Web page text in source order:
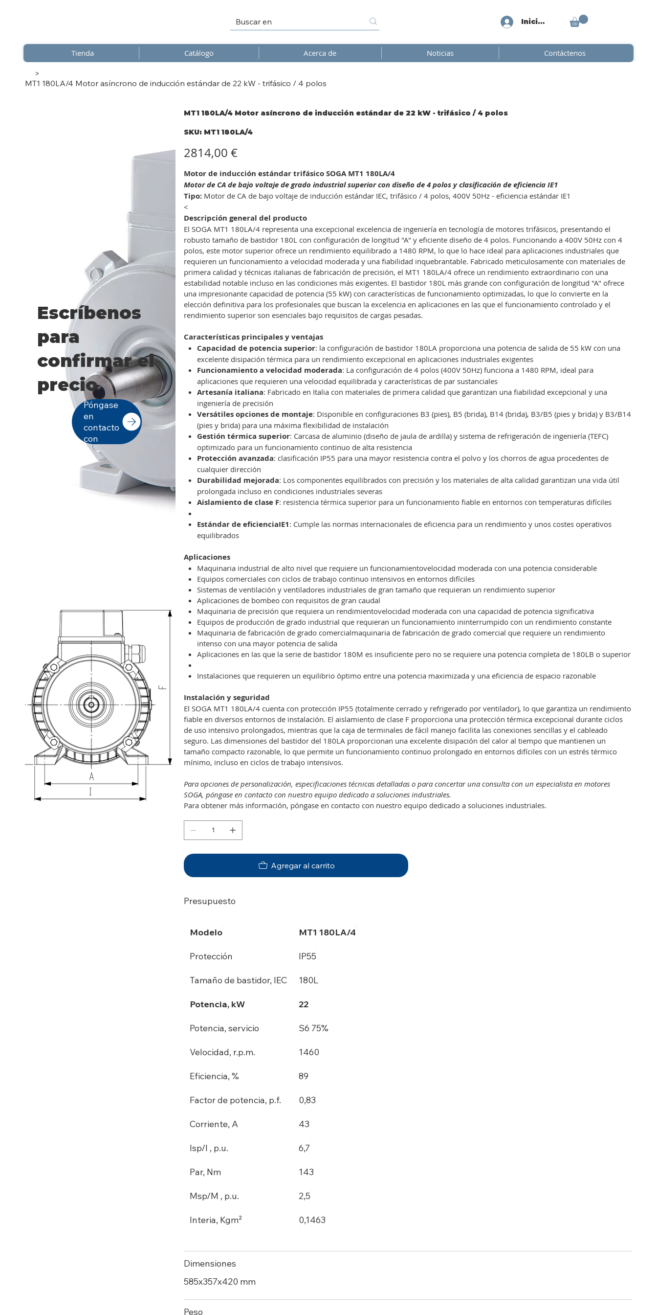
Iniciar sesión
Tienda Catálogo Acerca de Noticias Contáctenos
>
MT1 180LA/4 Motor asíncrono de inducción estándar de 22 kW - trifásico / 4 polos
MT1 180LA/4 Motor asíncrono de inducción estándar de 22 kW - trifásico / 4 polos
SKU: SKU
MT1
MT1 180LA/4
2814,00 €
Motor de inducción estándar trifásico SOGA MT1 180LA/4
Motor de CA de bajo voltaje de grado industrial superior con diseño de 4 polos y clasificación de eficiencia IE1
Tipo: Motor de CA de bajo voltaje de inducción estándar IEC, trifásico / 4 polos, 400V 50Hz - eficiencia estándar IE1
<
Descripción general del producto
El SOGA MT1 180LA/4 representa una excepcional excelencia de ingeniería en tecnología de motores trifásicos, presentando el
robusto tamaño de bastidor 180L con configuración de longitud "A" y eficiente diseño de 4 polos. Funcionando a 400V 50Hz con 4
polos, este motor superior ofrece un rendimiento equilibrado a 1480 RPM, lo que lo hace ideal para aplicaciones industriales que
requieren un funcionamiento a velocidad moderada y una fiabilidad inquebrantable. Fabricado meticulosamente con materiales de
primera calidad y técnicas italianas de fabricación de precisión, el MT1 180LA/4 ofrece un rendimiento extraordinario con una
estabilidad notable incluso en las condiciones más exigentes. El bastidor 180L más grande con configuración de longitud "A" ofrece
una impresionante capacidad de potencia (55 kW) con características de funcionamiento optimizadas, lo que lo convierte en la
elección definitiva para los profesionales que buscan la excelencia en aplicaciones en las que el funcionamiento controlado y el
rendimiento superior son esenciales bajo requisitos de cargas pesadas.
Características principales y ventajas
Capacidad de potencia superior: la configuración de bastidor 180LA proporciona una potencia de salida de 55 kW con una
excelente disipación térmica para un rendimiento excepcional en aplicaciones industriales exigentes
Funcionamiento a velocidad moderada: La configuración de 4 polos (400V 50Hz) funciona a 1480 RPM, ideal para
aplicaciones que requieren una velocidad equilibrada y características de par sustanciales
Artesanía italiana: Fabricado en Italia con materiales de primera calidad que garantizan una fiabilidad excepcional y una
ingeniería de precisión
Versátiles opciones de montaje: Disponible en configuraciones B3 (pies), B5 (brida), B14 (brida), B3/B5 (pies y brida) y B3/B14
(pies y brida) para una máxima flexibilidad de instalación
Gestión térmica superior: Carcasa de aluminio (diseño de jaula de ardilla) y sistema de refrigeración de ingeniería (TEFC)
optimizado para un funcionamiento continuo de alta resistencia
Protección avanzada: clasificación IP55 para una mayor resistencia contra el polvo y los chorros de agua procedentes de
cualquier dirección
Durabilidad mejorada: Los componentes equilibrados con precisión y los materiales de alta calidad garantizan una vida útil
prolongada incluso en condiciones industriales severas
Aislamiento de clase F: resistencia térmica superior para un funcionamiento fiable en entornos con temperaturas difíciles
Estándar de eficienciaIE1: Cumple las normas internacionales de eficiencia para un rendimiento y unos costes operativos
equilibrados
Aplicaciones
Maquinaria industrial de alto nivel que requiere un funcionamientovelocidad moderada con una potencia considerable
Equipos comerciales con ciclos de trabajo continuo intensivos en entornos difíciles
Sistemas de ventilación y ventiladores industriales de gran tamaño que requieran un rendimiento superior
Aplicaciones de bombeo con requisitos de gran caudal
Maquinaria de precisión que requiera un rendimientovelocidad moderada con una capacidad de potencia significativa
Equipos de producción de grado industrial que requieran un funcionamiento ininterrumpido con un rendimiento constante
Maquinaria de fabricación de grado comercialmaquinaria de fabricación de grado comercial que requiere un rendimiento
intenso con una mayor potencia de salida
Aplicaciones en las que la serie de bastidor 180M es insuficiente pero no se requiere una potencia completa de 180LB o superior
Instalaciones que requieren un equilibrio óptimo entre una potencia maximizada y una eficiencia de espacio razonable
Instalación y seguridad
El SOGA MT1 180LA/4 cuenta con protección IP55 (totalmente cerrado y refrigerado por ventilador), lo que garantiza un rendimiento
fiable en diversos entornos de instalación. El aislamiento de clase F proporciona una protección térmica excepcional durante ciclos
de uso intensivo prolongados, mientras que la caja de terminales de fácil manejo facilita las conexiones sencillas y el cableado
seguro. Las dimensiones del bastidor del 180LA proporcionan una excelente disipación del calor al tiempo que mantienen un
tamaño compacto razonable, lo que permite un funcionamiento continuo prolongado en entornos difíciles con un estrés térmico
mínimo, incluso en ciclos de trabajo intensivos.
Para opciones de personalización, especificaciones técnicas detalladas o para concertar una consulta con un especialista en motores
SOGA, póngase en contacto con nuestro equipo dedicado a soluciones industriales.
Para obtener más información, póngase en contacto con nuestro equipo dedicado a soluciones industriales.
Agregar al carrito
Presupuesto
Modelo MT1 180LA/4
Protección IP55
Tamaño de bastidor, IEC 180L
Potencia, kW 22
Potencia, servicio S6 75%
Velocidad, r.p.m. 1460
Eficiencia, % 89
Factor de potencia, p.f. 0,83
Corriente, A 43
Isp/I , p.u. 6,7
Par, Nm 143
Msp/M , p.u. 2,5
Interia, Kgm² 0,1463
Dimensiones
585х357x420 mm
Peso
Escríbenos
para
confirmar el
precio
Póngase
en
contacto
con